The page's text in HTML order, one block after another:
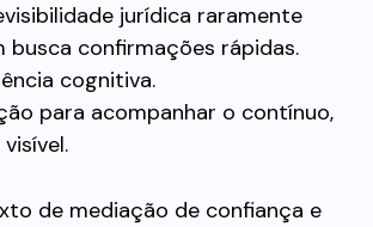
jurídica raramente
busca confirmações rápidas.
cognitiva.
para acompanhar o contínuo,
de mediação de confiança e